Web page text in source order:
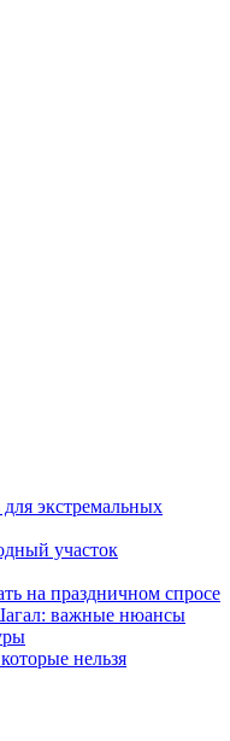
экстремальных
участок
на праздничном спросе
важные нюансы
нельзя